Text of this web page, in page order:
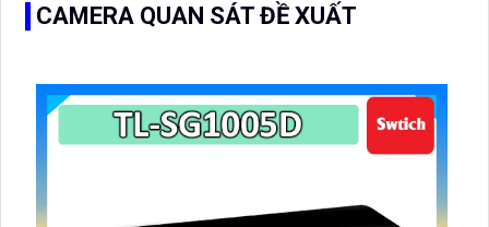
CAMERA QUAN SÁT ĐỀ XUẤT